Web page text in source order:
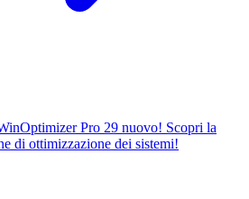
Pro 29 nuovo! Scopri la
di ottimizzazione dei sistemi!